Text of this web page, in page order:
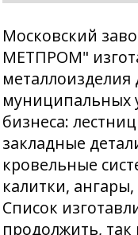
Московский
МЕТПРОМ"
муниципальных
бизнеса:
закладные
кровельные
калитки,
Список
продолжить,